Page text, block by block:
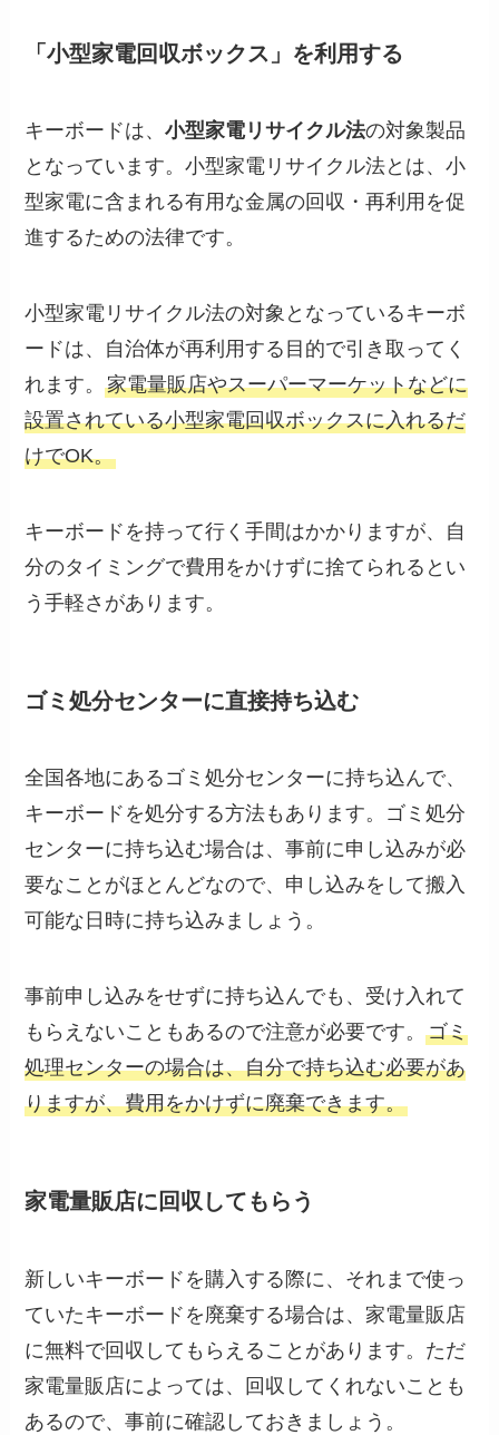
「小型家電回収ボックス」を利用する
キーボードは、小型家電リサイクル法の対象製品
となっています。小型家電リサイクル法とは、小
型家電に含まれる有用な金属の回収・再利用を促
進するための法律です。
小型家電リサイクル法の対象となっているキーボ
ードは、自治体が再利用する目的で引き取ってく
れます。家電量販店やスーパーマーケットなどに
設置されている小型家電回収ボックスに入れるだ
けでOK。
キーボードを持って行く手間はかかりますが、自
分のタイミングで費用をかけずに捨てられるとい
う手軽さがあります。
ゴミ処分センターに直接持ち込む
全国各地にあるゴミ処分センターに持ち込んで、
キーボードを処分する方法もあります。ゴミ処分
センターに持ち込む場合は、事前に申し込みが必
要なことがほとんどなので、申し込みをして搬入
可能な日時に持ち込みましょう。
事前申し込みをせずに持ち込んでも、受け入れて
もらえないこともあるので注意が必要です。ゴミ
処理センターの場合は、自分で持ち込む必要があ
りますが、費用をかけずに廃棄できます。
家電量販店に回収してもらう
新しいキーボードを購入する際に、それまで使っ
ていたキーボードを廃棄する場合は、家電量販店
に無料で回収してもらえることがあります。ただ
家電量販店によっては、回収してくれないことも
あるので、事前に確認しておきましょう。